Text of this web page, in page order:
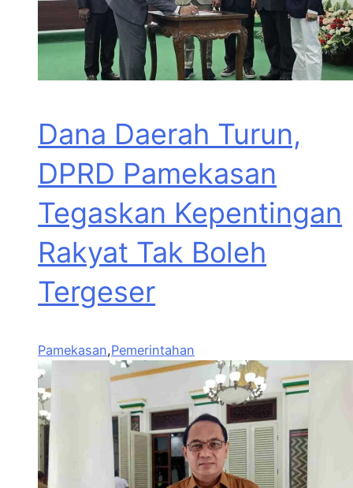
Dana Daerah Turun,
DPRD Pamekasan
Tegaskan Kepentingan
Rakyat Tak Boleh
Tergeser
Pamekasan,Pemerintahan